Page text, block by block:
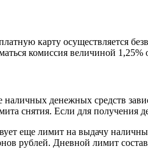
карту осуществляется
комиссия величиной
наличных денежных средств
снятия. Если для получения
еще лимит на выдачу
рублей. Дневной лимит